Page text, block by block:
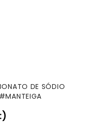
DE SÓDIO
MANTEIGA